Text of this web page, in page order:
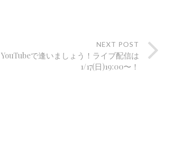
NEXT POST
YouTubeで逢いましょう！ライブ配信は
1/17(日)19:00〜！